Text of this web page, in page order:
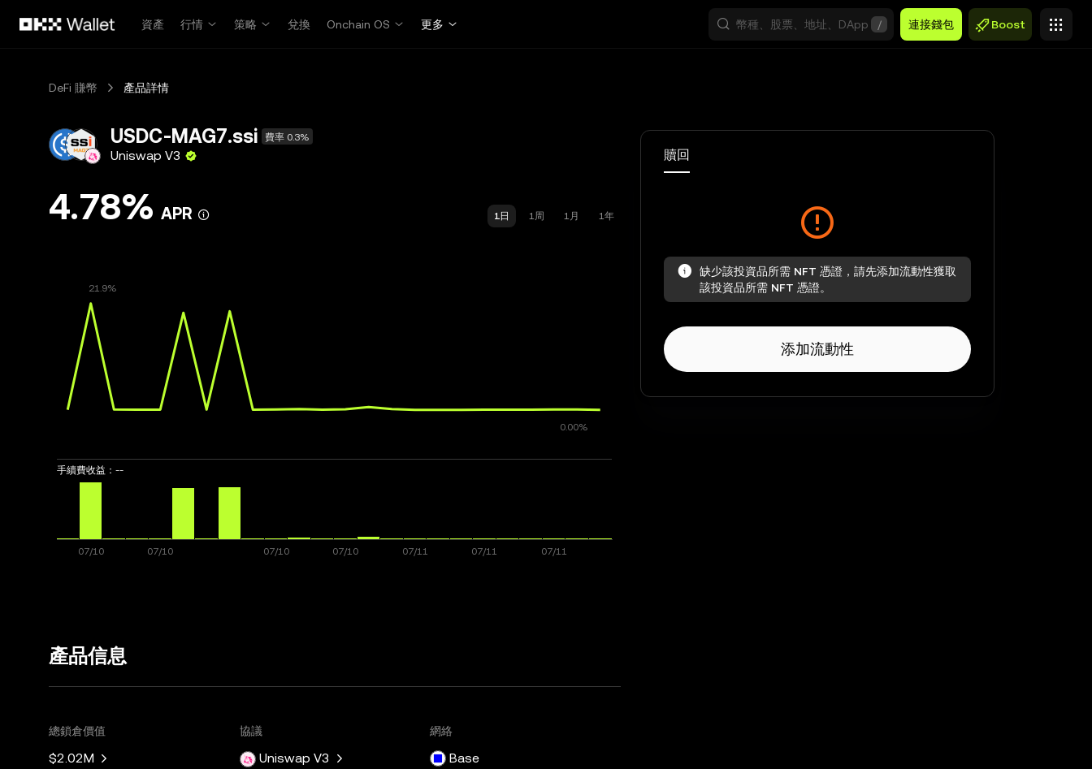
資產
行情 策略 兌換 Onchain OS 更多 / 連接錢包 Boost
DeFi 賺幣 產品詳情
USDC-MAG7.ssi 費率 0.3%
Uniswap V3
4.78% APR 1日 1周 1月 1年
手續費收益： --
產品信息
總鎖倉價值
$2.02M
協議
Uniswap V3
網絡
Base
贖回
缺少該投資品所需 NFT 憑證，請先添加流動性獲取
該投資品所需 NFT 憑證。
添加流動性